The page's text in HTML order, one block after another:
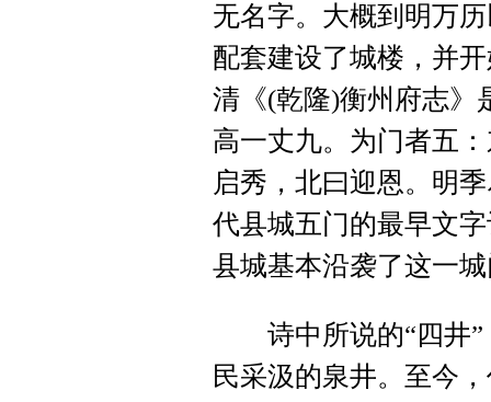
无名字。大概到明万
配套建设了城楼，并
清《(乾隆)衡州府志
高一丈九。为门者五
启秀，北曰迎恩。明
代县城五门的最早文
县城基本沿袭了这一
诗中所说的“四井”
民采汲的泉井。至今